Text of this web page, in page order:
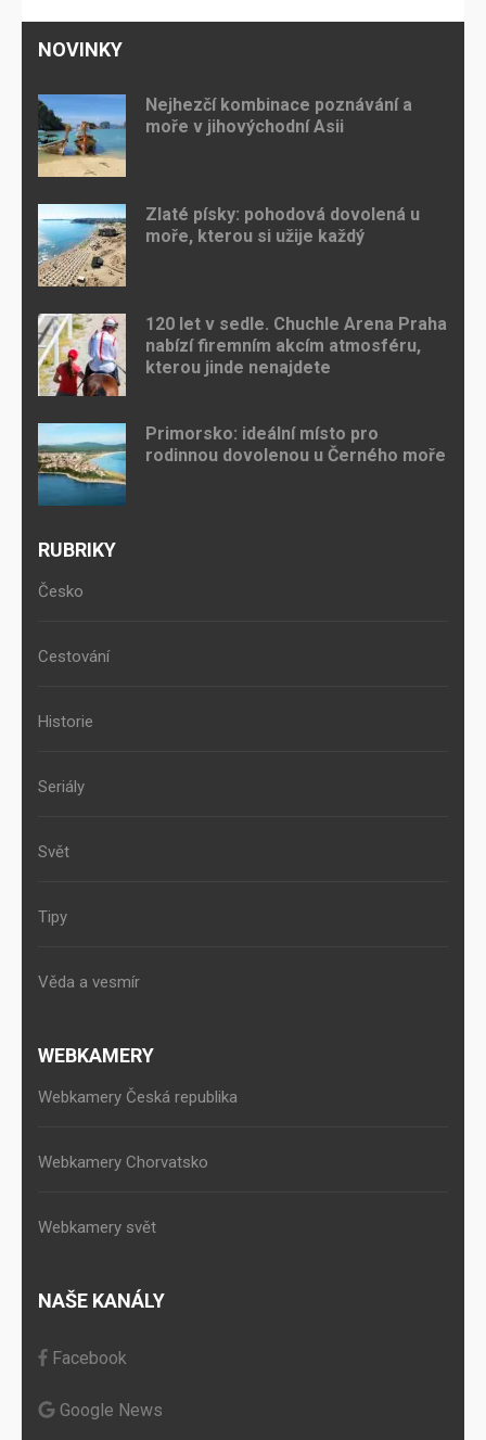
NOVINKY
Nejhezčí kombinace poznávání a
moře v jihovýchodní Asii
Zlaté písky: pohodová dovolená u
moře, kterou si užije každý
120 let v sedle. Chuchle Arena Praha
nabízí firemním akcím atmosféru,
kterou jinde nenajdete
Primorsko: ideální místo pro
rodinnou dovolenou u Černého moře
RUBRIKY
Česko
Cestování
Historie
Seriály
Svět
Tipy
Věda a vesmír
WEBKAMERY
Webkamery Česká republika
Webkamery Chorvatsko
Webkamery svět
NAŠE KANÁLY
Facebook
Google News